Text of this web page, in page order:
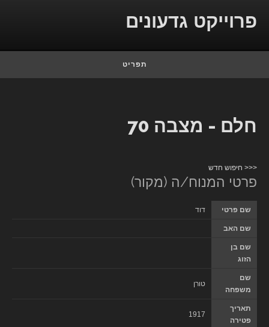
פרוייקט גדעונים
תפריט
חלם - מצבה 70
<<< חיפוש חדש
פרטי המנוח/ה (מקור)
שם פרטי דוד
שם האב
שם בן
הזוג
שם
משפחה
טורן
תאריך
פטירה
1917